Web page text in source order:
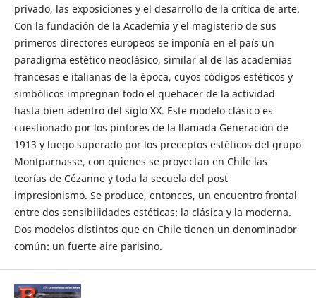
privado, las exposiciones y el desarrollo de la crítica de arte.
Con la fundación de la Academia y el magisterio de sus
primeros directores europeos se imponía en el país un
paradigma estético neoclásico, similar al de las academias
francesas e italianas de la época, cuyos códigos estéticos y
simbólicos impregnan todo el quehacer de la actividad
hasta bien adentro del siglo XX. Este modelo clásico es
cuestionado por los pintores de la llamada Generación de
1913 y luego superado por los preceptos estéticos del grupo
Montparnasse, con quienes se proyectan en Chile las
teorías de Cézanne y toda la secuela del post
impresionismo. Se produce, entonces, un encuentro frontal
entre dos sensibilidades estéticas: la clásica y la moderna.
Dos modelos distintos que en Chile tienen un denominador
común: un fuerte aire parisino.